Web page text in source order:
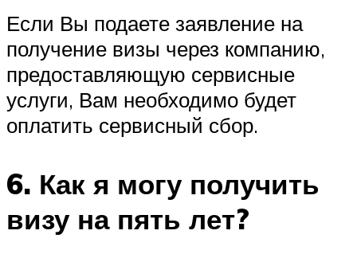
Если Вы подаете заявление на
получение визы через компанию,
предоставляющую сервисные
услуги, Вам необходимо будет
оплатить сервисный сбор.
6. Как я могу получить
визу на пять лет?